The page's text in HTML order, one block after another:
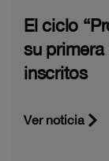
El ciclo
su
inscritos
Ver noticia